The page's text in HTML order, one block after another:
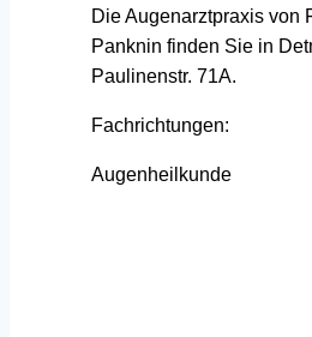
Die Augenarztpraxis von
Panknin finden Sie in
Paulinenstr. 71A.
Fachrichtungen:
Augenheilkunde